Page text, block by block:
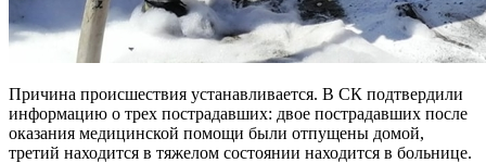
Причина происшествия устанавливается. В СК подтвердили
информацию о трех пострадавших: двое пострадавших после
оказания медицинской помощи были отпущены домой,
третий находится в тяжелом состоянии находится в больнице.